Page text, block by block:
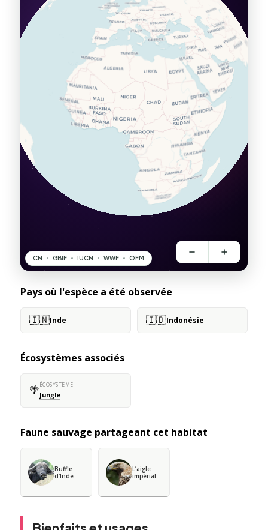
Pays où l'espèce a été observée
🇮🇳Inde 🇮🇩Indonésie
Écosystèmes associés
🌴ÉCOSYSTÈME
Jungle
Faune sauvage partageant cet habitat
Buffle
d'Inde
L’aigle
impérial